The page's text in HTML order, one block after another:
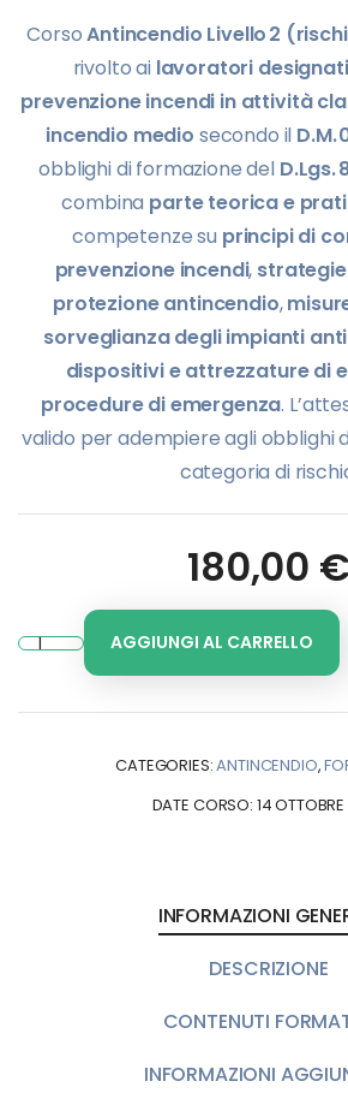
CorsoAntincendio Livello 2
rivolto ai lavoratori
prevenzione incendi in attività
incendio medio secondo il D.M.
obblighi di formazione del D.Lgs.
combina parte teorica e
competenze su principi di
prevenzione incendi,
protezione antincendio,
sorveglianza degli impianti
dispositivi e attrezzature di
procedure di emergenza.
valido per adempiere agli obblighi
categoria di
180,00 €
AGGIUNGI AL CARRELLO
CATEGORIES:ANTINCENDIO,
DATE CORSO: 14
INFORMAZIONI
DESCRIZIONE
CONTENUTI
INFORMAZIONI